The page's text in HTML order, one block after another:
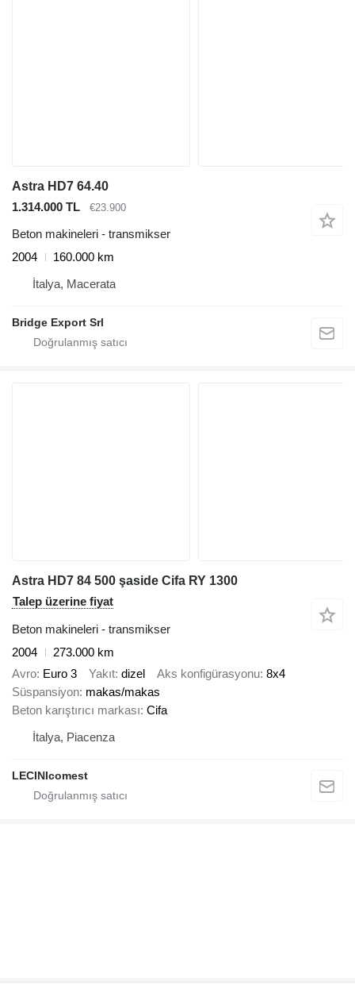
Astra HD7 64.40
1.314.000 TL
€23.900
Beton makineleri - transmikser
2004
160.000 km
İtalya, Macerata
Bridge Export Srl
Astra HD7 84 500 şaside Cifa RY 1300
Talep üzerine fiyat
Beton makineleri - transmikser
2004
273.000 km
Avro Euro 3 Yakıt dizel Aks konfigürasyonu 8x4
Süspansiyon makas/makas
Beton karıştırıcı markası Cifa
İtalya, Piacenza
LECINIcomest